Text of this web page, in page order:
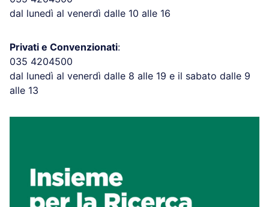
dal lunedì al venerdì dalle 10 alle 16
Privati e Convenzionati:
035 4204500
dal lunedì al venerdì dalle 8 alle 19 e il sabato dalle 9
alle 13